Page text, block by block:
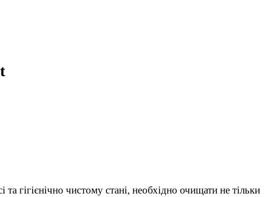
гігієнічно чистому стані, необхідно очищати не тільки